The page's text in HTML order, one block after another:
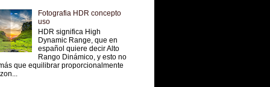
Fotografia HDR concepto
uso
HDR significa High
Dynamic Range, que en
español quiere decir Alto
Rango Dinámico, y esto no
que equilibrar proporcionalmente